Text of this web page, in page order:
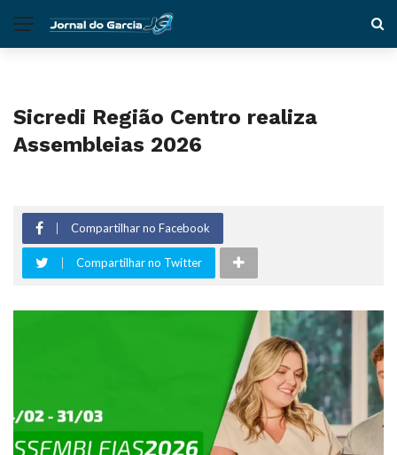
Sicredi Região Centro realiza
Assembleias 2026
Compartilhar no Facebook
Compartilhar no Twitter